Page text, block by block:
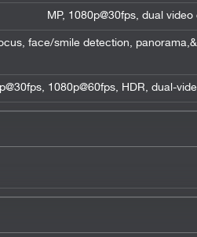
focus, face/smile detection, panorama,
1080p@60fps, HDR, dual-